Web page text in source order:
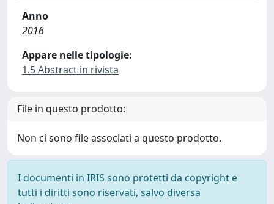
Anno
2016
Appare nelle tipologie:
1.5 Abstract in rivista
File in questo prodotto:
Non ci sono file associati a questo prodotto.
I documenti in IRIS sono protetti da copyright e
tutti i diritti sono riservati, salvo diversa